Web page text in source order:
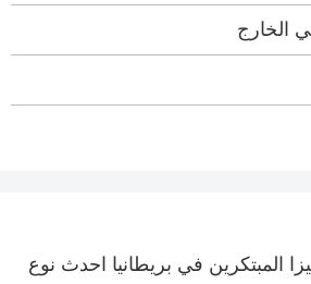
الخارج
المبتكرين في بريطانيا احدث نوع